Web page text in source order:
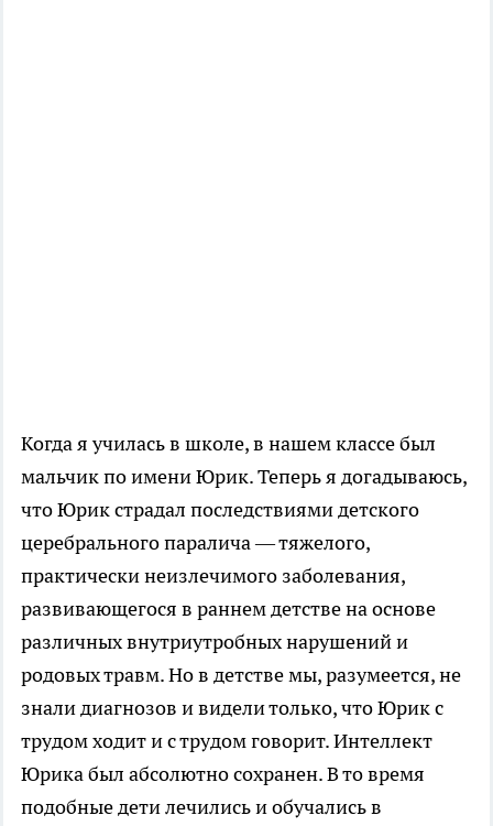
Когда я училась в школе, в нашем классе был
мальчик по имени Юрик. Теперь я догадываюсь,
что Юрик страдал последствиями детского
церебрального паралича — тяжелого,
практически неизлечимого заболевания,
развивающегося в раннем детстве на основе
различных внутриутробных нарушений и
родовых травм. Но в детстве мы, разумеется, не
знали диагнозов и видели только, что Юрик с
трудом ходит и с трудом говорит. Интеллект
Юрика был абсолютно сохранен. В то время
подобные дети лечились и обучались в